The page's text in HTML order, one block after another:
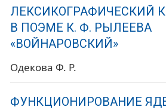
ЛЕКСИКОГРАФИЧЕСКИЙ
В ПОЭМЕ К. Ф. РЫЛЕЕВА
«ВОЙНАРОВСКИЙ»
Одекова Ф. Р.
ФУНКЦИОНИРОВАНИЕ